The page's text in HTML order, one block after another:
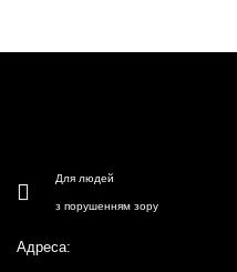
Для людей
з порушенням зору
Адреса: